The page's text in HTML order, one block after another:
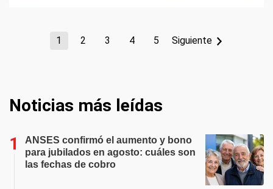
1 2 3 4 5 Siguiente
Noticias más leídas
ANSES confirmó el aumento y bono
para jubilados en agosto: cuáles son
las fechas de cobro